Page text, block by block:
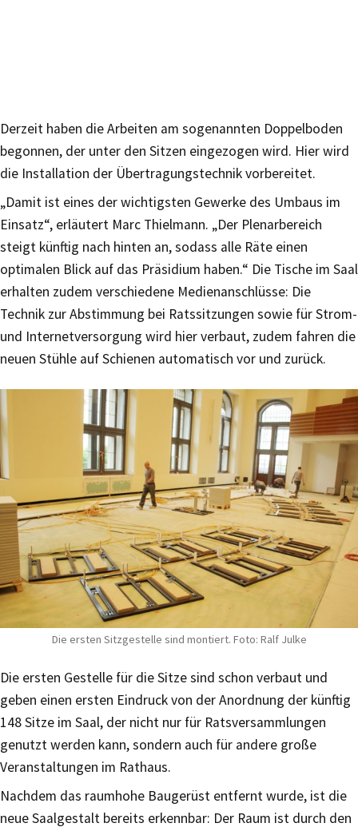
Derzeit haben die Arbeiten am sogenannten Doppelboden
begonnen, der unter den Sitzen eingezogen wird. Hier wird
die Installation der Übertragungstechnik vorbereitet.
„Damit ist eines der wichtigsten Gewerke des Umbaus im
Einsatz“, erläutert Marc Thielmann. „Der Plenarbereich
steigt künftig nach hinten an, sodass alle Räte einen
optimalen Blick auf das Präsidium haben.“ Die Tische im Saal
erhalten zudem verschiedene Medienanschlüsse: Die
Technik zur Abstimmung bei Ratssitzungen sowie für Strom-
und Internetversorgung wird hier verbaut, zudem fahren die
neuen Stühle auf Schienen automatisch vor und zurück.
Die ersten Sitzgestelle sind montiert. Foto: Ralf Julke
Die ersten Gestelle für die Sitze sind schon verbaut und
geben einen ersten Eindruck von der Anordnung der künftig
148 Sitze im Saal, der nicht nur für Ratsversammlungen
genutzt werden kann, sondern auch für andere große
Veranstaltungen im Rathaus.
Nachdem das raumhohe Baugerüst entfernt wurde, ist die
neue Saalgestalt bereits erkennbar: Der Raum ist durch den